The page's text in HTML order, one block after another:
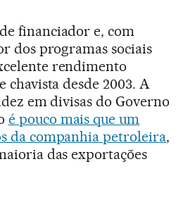
financiador e, com
dos programas sociais
rendimento
desde 2003. A
em divisas do Governo
é pouco mais que um
da companhia petroleira,
das exportações